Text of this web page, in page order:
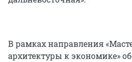
В рамках направления
архитектуры к экономике»